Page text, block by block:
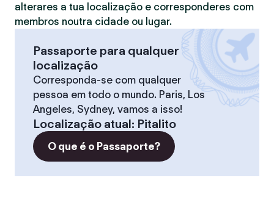
alterares a tua localização e corresponderes com
membros noutra cidade ou lugar.
Passaporte para qualquer
localização
Corresponda-se com qualquer
pessoa em todo o mundo. Paris, Los
Angeles, Sydney, vamos a isso!
Localização atual: Pitalito
O que é o Passaporte?